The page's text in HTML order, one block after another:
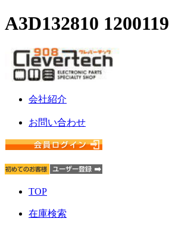
A3D132810 1200119
会社紹介
お問い合わせ
TOP
在庫検索